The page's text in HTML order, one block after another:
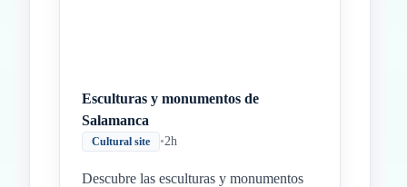
Esculturas y monumentos de
Salamanca
Cultural site •2h
Descubre las esculturas y monumentos